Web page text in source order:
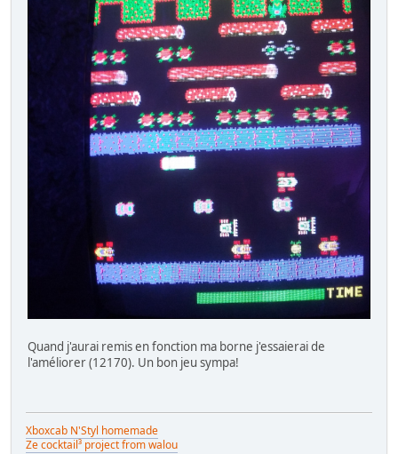
Quand j'aurai remis en fonction ma borne j'essaierai de
l'améliorer (12170). Un bon jeu sympa!
Xboxcab N'Styl homemade
Ze cocktail³ project from walou